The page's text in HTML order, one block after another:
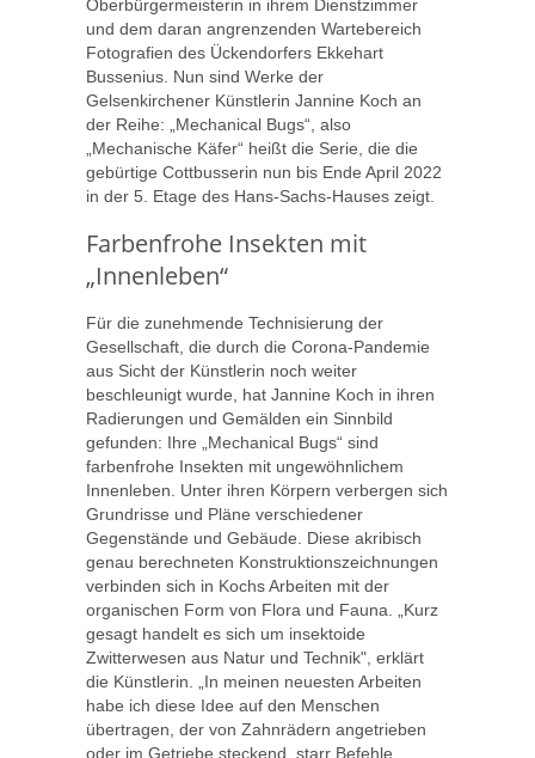
Oberbürgermeisterin in ihrem Dienstzimmer
und dem daran angrenzenden Wartebereich
Fotografien des Ückendorfers Ekkehart
Bussenius. Nun sind Werke der
Gelsenkirchener Künstlerin Jannine Koch an
der Reihe: „Mechanical Bugs“, also
„Mechanische Käfer“ heißt die Serie, die die
gebürtige Cottbusserin nun bis Ende April 2022
in der 5. Etage des Hans-Sachs-Hauses zeigt.
Farbenfrohe Insekten mit
„Innenleben“
Für die zunehmende Technisierung der
Gesellschaft, die durch die Corona-Pandemie
aus Sicht der Künstlerin noch weiter
beschleunigt wurde, hat Jannine Koch in ihren
Radierungen und Gemälden ein Sinnbild
gefunden: Ihre „Mechanical Bugs“ sind
farbenfrohe Insekten mit ungewöhnlichem
Innenleben. Unter ihren Körpern verbergen sich
Grundrisse und Pläne verschiedener
Gegenstände und Gebäude. Diese akribisch
genau berechneten Konstruktionszeichnungen
verbinden sich in Kochs Arbeiten mit der
organischen Form von Flora und Fauna. „Kurz
gesagt handelt es sich um insektoide
Zwitterwesen aus Natur und Technik", erklärt
die Künstlerin. „In meinen neuesten Arbeiten
habe ich diese Idee auf den Menschen
übertragen, der von Zahnrädern angetrieben
oder im Getriebe steckend, starr Befehle